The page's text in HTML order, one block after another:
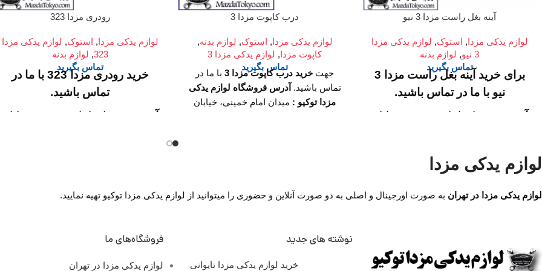
آینه بغل راست مزدا 3 نیو
لوازم یدکی مزدا , استوک, لوازم یدکی مزدا
3 نیو
, لوازم بدنه
تماس بگیرید
برای خرید آینه بغل راست مزدا 3
نیو با ما در تماس باشید.
آدرس :
میدان امام خمینی، خیابان
اول واحد F124
ساعت کار فروشگاه : روزهای
شماره تماس ما : تلفن
درب کاپوت مزدا 3
لوازم یدکی مزدا , استوک, لوازم بدنه,
کاپوت مزدا , لوازم یدکی مزدا 3
تماس بگیرید
جهت خرید درب کاپوت مزدا 3
با ما در
تماس باشید. آدرس فروشگاه لوازم یدکی
مزدا توکیو : میدان امام خمینی، خیابان
تلفن 02136617441 موبایل 09126886093
واتساپ 09194200329
رودری مزدا 323
لوازم یدکی مزدا , استوک, لوازم یدکی مزدا
323
, لوازم بدنه
تماس بگیرید
خرید رودری مزدا 323 با ما در
تماس باشید.
آدرس :
میدان امام خمینی، خیابان
ساعت کار فروشگاه :
لوازم یدکی مزدا
لوازم یدکی مزدا در تهران به صورت اورجینال و اصلی به دو صورت آنلاین و حضوری را میتوانید از لوازم یدکی مزدا توکیو تهیه نمایید.
نوشته های جدید
خرید لوازم یدکی مزدا تایوانی
فروشگاه‌های ما
لوازم یدکی مزدا در تهران